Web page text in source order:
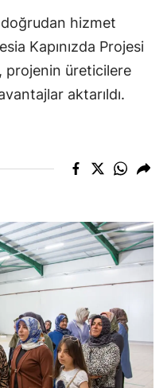
doğrudan hizmet
Kapınızda Projesi
projenin üreticilere
aktarıldı.